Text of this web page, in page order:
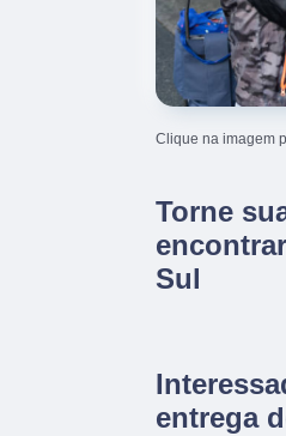
Clique na imagem
Torne
Sul
entrega